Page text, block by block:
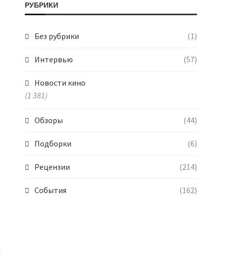
РУБРИКИ
Без рубрики (1)
Интервью (57)
Новости кино
(1 381)
Обзоры (44)
Подборки (6)
Рецензии (214)
События (162)